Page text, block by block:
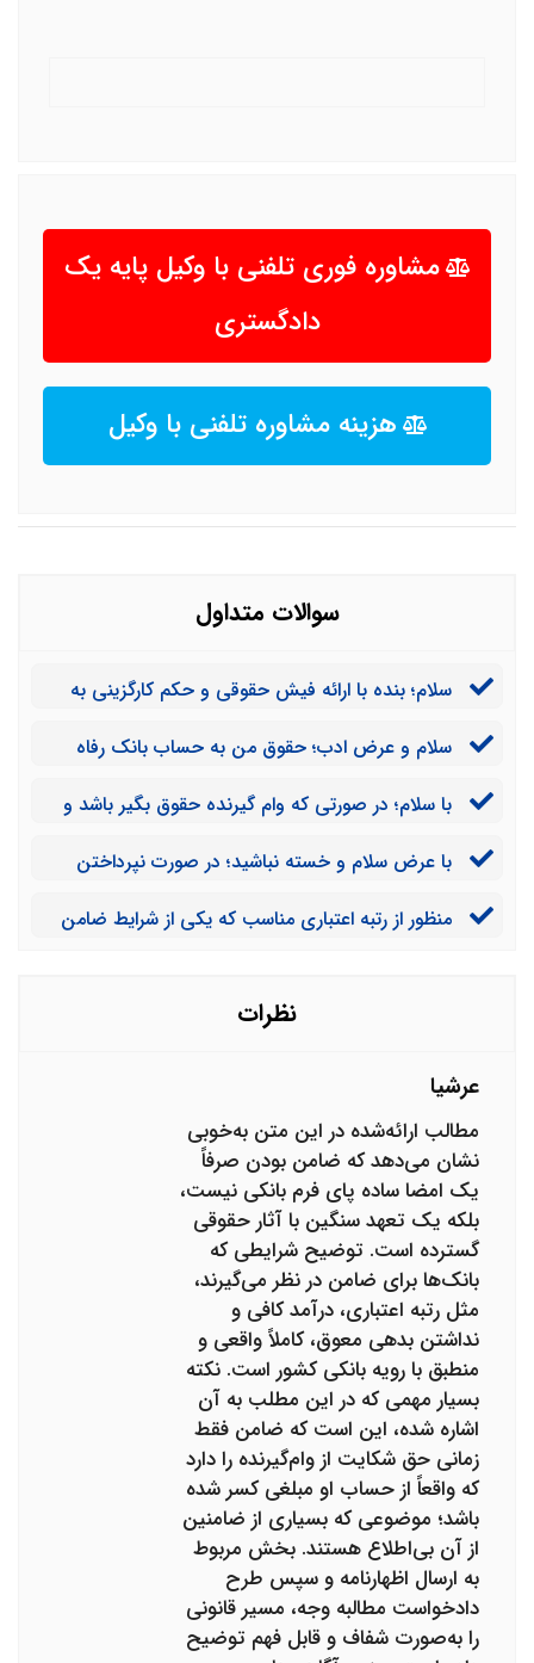
مشاوره فوری تلفنی با وکیل پایه یک
دادگستری
هزینه مشاوره تلفنی با وکیل
سوالات متداول
سلام؛ بنده با ارائه فیش حقوقی و حکم کارگزینی به
نپرداختن اقساط وام می‌تواند اقساط را از حقوق من کسر کند
سلام و عرض ادب؛ حقوق من به حساب بانک رفاه
شده ام و فیش حقوقی‌ام را برای ضمانت به این بانک دادم.
پرداخت اقساط وام مسدود کند؟
با سلام؛ در صورتی که وام گیرنده حقوق بگیر باشد و
اقساط این مبلغ از حساب خود او کسر می‌شود یا ضامن؟
با عرض سلام و خسته نباشید؛ در صورت نپرداختن
منظور از رتبه اعتباری مناسب که یکی از شرایط ضامن
نظرات
عرشیا
مطالب ارائه‌شده در این متن به‌خوبی
نشان می‌دهد که ضامن بودن صرفاً
یک امضا ساده پای فرم بانکی نیست،
بلکه یک تعهد سنگین با آثار حقوقی
گسترده است. توضیح شرایطی که
بانک‌ها برای ضامن در نظر می‌گیرند،
مثل رتبه اعتباری، درآمد کافی و
نداشتن بدهی معوق، کاملاً واقعی و
منطبق با رویه بانکی کشور است. نکته
بسیار مهمی که در این مطلب به آن
اشاره شده، این است که ضامن فقط
زمانی حق شکایت از وام‌گیرنده را دارد
که واقعاً از حساب او مبلغی کسر شده
باشد؛ موضوعی که بسیاری از ضامنین
از آن بی‌اطلاع هستند. بخش مربوط
به ارسال اظهارنامه و سپس طرح
دادخواست مطالبه وجه، مسیر قانونی
را به‌صورت شفاف و قابل فهم توضیح